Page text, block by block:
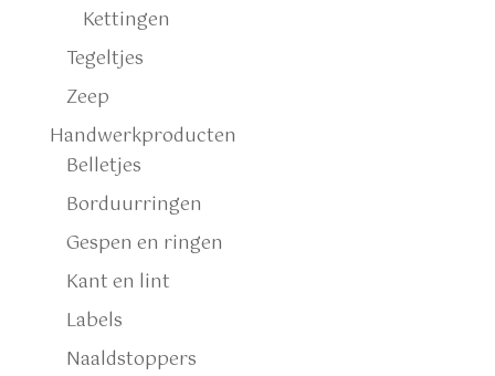
Kettingen
Tegeltjes
Zeep
Handwerkproducten
Belletjes
Borduurringen
Gespen en ringen
Kant en lint
Labels
Naaldstoppers